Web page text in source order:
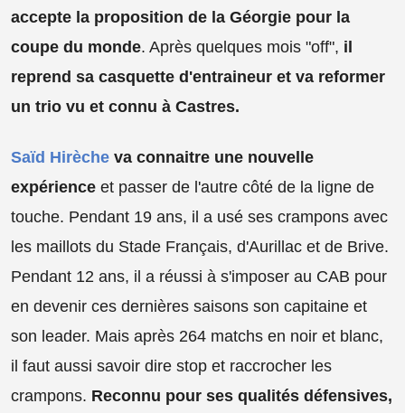
accepte la proposition de la Géorgie pour la
coupe du monde. Après quelques mois "off", il
reprend sa casquette d'entraineur et va reformer
un trio vu et connu à Castres.
Saïd Hirèche va connaitre une nouvelle
expérience et passer de l'autre côté de la ligne de
touche. Pendant 19 ans, il a usé ses crampons avec
les maillots du Stade Français, d'Aurillac et de Brive.
Pendant 12 ans, il a réussi à s'imposer au CAB pour
en devenir ces dernières saisons son capitaine et
son leader. Mais après 264 matchs en noir et blanc,
il faut aussi savoir dire stop et raccrocher les
crampons. Reconnu pour ses qualités défensives,